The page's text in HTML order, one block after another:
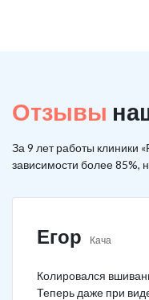
Отзывы
За 9 лет работы клиники
зависимости более 85%,
Егор Кача
Колировался
Теперь даже при